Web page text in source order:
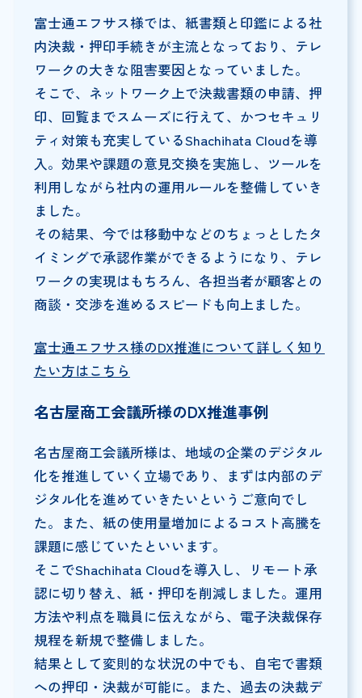
富士通エフサス様では、紙書類と印鑑による社
内決裁・押印手続きが主流となっており、テレ
ワークの大きな阻害要因となっていました。
そこで、ネットワーク上で決裁書類の申請、押
印、回覧までスムーズに行えて、かつセキュリ
ティ対策も充実しているShachihata Cloudを導
入。効果や課題の意見交換を実施し、ツールを
利用しながら社内の運用ルールを整備していき
ました。
その結果、今では移動中などのちょっとしたタ
イミングで承認作業ができるようになり、テレ
ワークの実現はもちろん、各担当者が顧客との
商談・交渉を進めるスピードも向上ました。
富士通エフサス様のDX推進について詳しく知り
たい方はこちら
名古屋商工会議所様のDX推進事例
名古屋商工会議所様は、地域の企業のデジタル
化を推進していく立場であり、まずは内部のデ
ジタル化を進めていきたいというご意向でし
た。また、紙の使用量増加によるコスト高騰を
課題に感じていたといいます。
そこでShachihata Cloudを導入し、リモート承
認に切り替え、紙・押印を削減しました。運用
方法や利点を職員に伝えながら、電子決裁保存
規程を新規で整備しました。
結果として変則的な状況の中でも、自宅で書類
への押印・決裁が可能に。また、過去の決裁デ